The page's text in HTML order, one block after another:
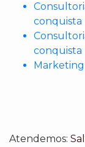
conquista
conquista
Atendemos: